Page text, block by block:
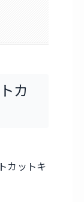
カ
カットキ